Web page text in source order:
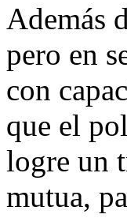
Además
pero en
con
que el
logre un
mutua,